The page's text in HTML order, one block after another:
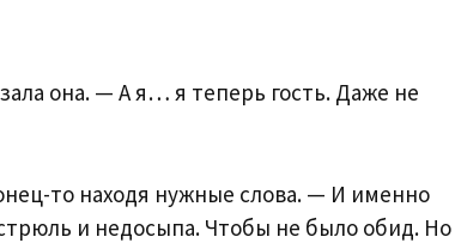
она. — А я… я теперь гость. Даже не
то находя нужные слова. — И именно
и недосыпа. Чтобы не было обид. Но